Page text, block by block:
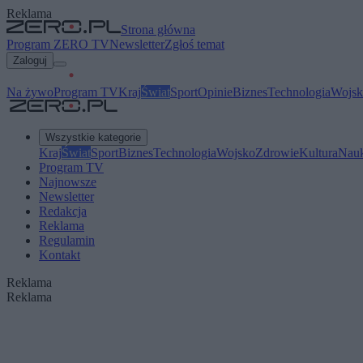
Reklama
Strona główna
Program ZERO TVNewsletterZgłoś temat
Zaloguj
Na żywoProgram TVKrajŚwiatSportOpinieBiznesTechnologia
Wszystkie kategorie
KrajŚwiatSportBiznesTechnologiaWojskoZdrowieKultura
Program TV
Najnowsze
Newsletter
Redakcja
Reklama
Regulamin
Kontakt
Reklama
Reklama